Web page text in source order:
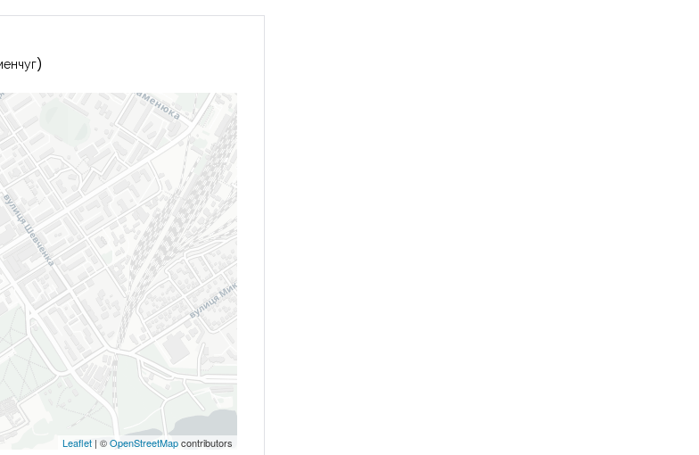
Leaflet | ©OpenStreetMapcontributors